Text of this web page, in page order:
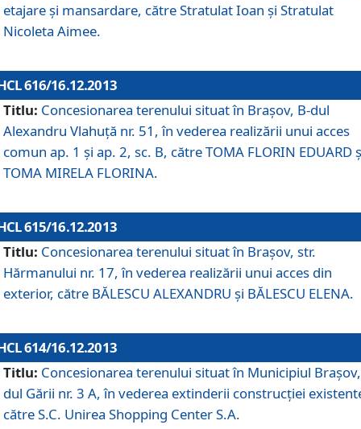
etajare şi mansardare, către Stratulat Ioan şi Stratulat
Nicoleta Aimee.
616/16.12.2013
Titlu: Concesionarea terenului situat în Braşov, B-dul
Alexandru Vlahuţă nr. 51, în vederea realizării unui acces
comun ap. 1 şi ap. 2, sc. B, către TOMA FLORIN EDUARD
TOMA MIRELA FLORINA.
615/16.12.2013
Titlu: Concesionarea terenului situat în Braşov, str.
Hărmanului nr. 17, în vederea realizării unui acces din
exterior, către BĂLESCU ALEXANDRU şi BĂLESCU ELENA.
614/16.12.2013
Titlu: Concesionarea terenului situat în Municipiul
dul Gării nr. 3 A, în vederea extinderii construcţiei
către S.C. Unirea Shopping Center S.A.